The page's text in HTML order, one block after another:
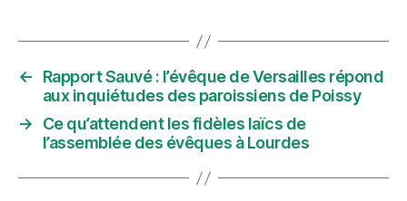
←
Rapport Sauvé : l’évêque de Versailles répond
aux inquiétudes des paroissiens de Poissy
→
Ce qu’attendent les fidèles laïcs de
l’assemblée des évêques à Lourdes